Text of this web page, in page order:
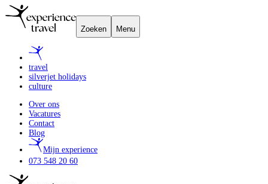
Zoeken Menu
travel
silverjet holidays
culture
Over ons
Vacatures
Contact
Blog
Mijn experience
073 548 20 60